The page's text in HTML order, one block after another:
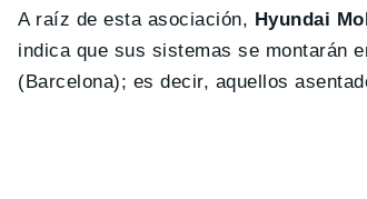
A raíz de esta asociación, Hyundai
indica que sus sistemas se montarán
(Barcelona); es decir, aquellos